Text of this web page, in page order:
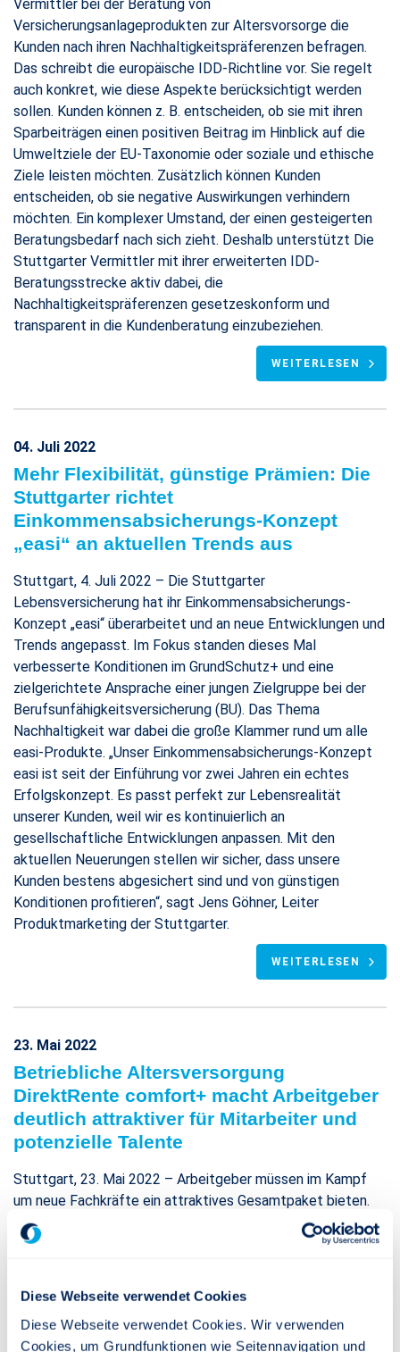
Diese Webseite verwendet Cookies
Diese Webseite verwendet Cookies. Wir verwenden
Cookies, um Grundfunktionen wie Seitennavigation und
Vermittler bei der Beratung von
Versicherungsanlageprodukten zur Altersvorsorge die
Kunden nach ihren Nachhaltigkeitspräferenzen befragen.
Das schreibt die europäische IDD-Richtline vor. Sie regelt
auch konkret, wie diese Aspekte berücksichtigt werden
sollen. Kunden können z. B. entscheiden, ob sie mit ihren
Sparbeiträgen einen positiven Beitrag im Hinblick auf die
Umweltziele der EU-Taxonomie oder soziale und ethische
Ziele leisten möchten. Zusätzlich können Kunden
entscheiden, ob sie negative Auswirkungen verhindern
möchten. Ein komplexer Umstand, der einen gesteigerten
Beratungsbedarf nach sich zieht. Deshalb unterstützt Die
Stuttgarter Vermittler mit ihrer erweiterten IDD-
Beratungsstrecke aktiv dabei, die
Nachhaltigkeitspräferenzen gesetzeskonform und
transparent in die Kundenberatung einzubeziehen.
WEITERLESEN
04. Juli 2022
Mehr Flexibilität, günstige Prämien: Die
Stuttgarter richtet
Einkommensabsicherungs-Konzept
„easi“ an aktuellen Trends aus
Stuttgart, 4. Juli 2022 – Die Stuttgarter
Lebensversicherung hat ihr Einkommensabsicherungs-
Konzept „easi“ überarbeitet und an neue Entwicklungen und
Trends angepasst. Im Fokus standen dieses Mal
verbesserte Konditionen im GrundSchutz+ und eine
zielgerichtete Ansprache einer jungen Zielgruppe bei der
Berufsunfähigkeitsversicherung (BU). Das Thema
Nachhaltigkeit war dabei die große Klammer rund um alle
easi-Produkte. „Unser Einkommensabsicherungs-Konzept
easi ist seit der Einführung vor zwei Jahren ein echtes
Erfolgskonzept. Es passt perfekt zur Lebensrealität
unserer Kunden, weil wir es kontinuierlich an
gesellschaftliche Entwicklungen anpassen. Mit den
aktuellen Neuerungen stellen wir sicher, dass unsere
Kunden bestens abgesichert sind und von günstigen
Konditionen profitieren“, sagt Jens Göhner, Leiter
Produktmarketing der Stuttgarter.
WEITERLESEN
23. Mai 2022
Betriebliche Altersversorgung
DirektRente comfort+ macht Arbeitgeber
deutlich attraktiver für Mitarbeiter und
potenzielle Talente
Stuttgart, 23. Mai 2022 – Arbeitgeber müssen im Kampf
um neue Fachkräfte ein attraktives Gesamtpaket bieten.
Die betriebliche Altersversorgung (bAV) gilt hier inzwischen
als notwendiger Benefit: Bereits 83 % der befragten bAV-
„bAV im Mittelstand 2021“ der F.A.Z. Business Media hervor.